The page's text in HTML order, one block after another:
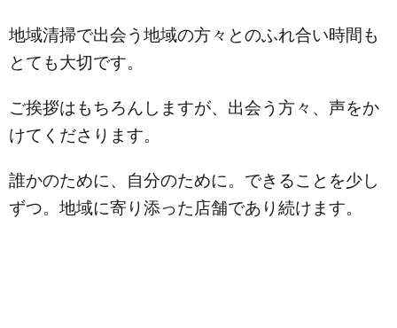
地域清掃で出会う地域の方々とのふれ合い時間も
とても大切です。
ご挨拶はもちろんしますが、出会う方々、声をか
けてくださります。
誰かのために、自分のために。できることを少し
ずつ。地域に寄り添った店舗であり続けます。